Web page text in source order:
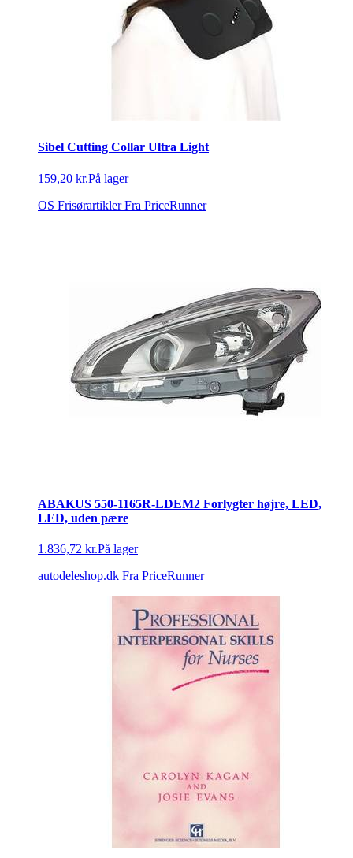
Sibel Cutting Collar Ultra Light
159,20 kr.På lager
OS Frisørartikler Fra PriceRunner
ABAKUS 550-1165R-LDEM2 Forlygter højre, LED,
LED, uden pære
1.836,72 kr.På lager
autodeleshop.dk Fra PriceRunner